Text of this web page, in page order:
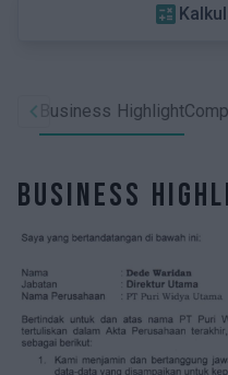
calculate
Business Highlight
Business